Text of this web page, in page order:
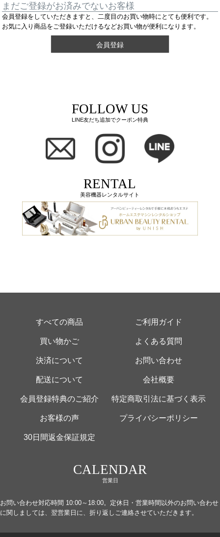
まだご登録がお済みでないお客様
会員登録をしていただきますと、二度目のお買い物時にとても便利です。
お気に入り商品をご登録いただけるなどお買い物が便利になります。
会員登録
FOLLOW US
LINE友だち追加でクーポン特典
RENTAL
美容機器レンタルサイト
すべての商品 ご利用ガイド
買い物かご よくある質問
決済について お問い合わせ
配送について 会社概要
会員登録特典のご紹介 特定商取引法に基づく表示
お客様の声 プライバシーポリシー
30日間返金保証規定
CALENDAR
営業日
お問い合わせ対応時間 10:00～18:00。定休日・営業時間以外のお問い合わせ
に関しましては、翌営業日に、折り返しご連絡させていただきます。